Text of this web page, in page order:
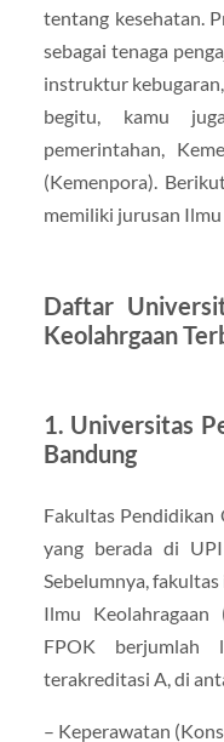
tentang kesehatan.
sebagai tenaga
instruktur
begitu, kamu
pemerintahan,
(Kemenpora).
memiliki jurusan
Daftar
Keolahrgaan
1. Universitas
Bandung
Fakultas Pendidikan
yang berada di
Sebelumnya,
Ilmu
FPOK berjumlah
terakreditasi A, di
– Keperawatan